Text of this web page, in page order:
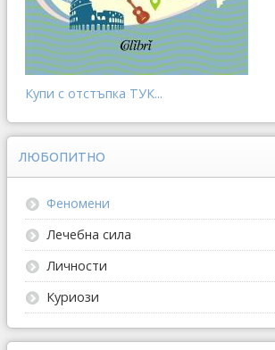
Купи с отстъпка ТУК...
ЛЮБОПИТНО
Феномени
Лечебна сила
Личности
Куриози